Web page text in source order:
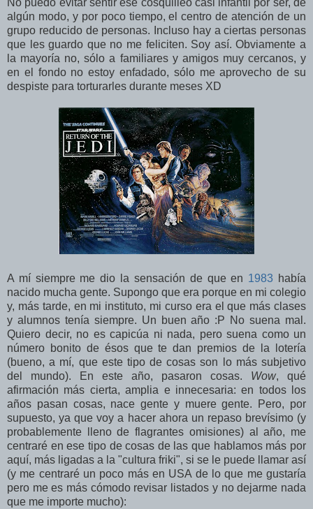
No puedo evitar sentir ese cosquilleo casi infantil por ser, de
algún modo, y por poco tiempo, el centro de atención de un
grupo reducido de personas. Incluso hay a ciertas personas
que les guardo que no me feliciten. Soy así. Obviamente a
la mayoría no, sólo a familiares y amigos muy cercanos, y
en el fondo no estoy enfadado, sólo me aprovecho de su
despiste para torturarles durante meses XD
A mí siempre me dio la sensación de que en 1983 había
nacido mucha gente. Supongo que era porque en mi colegio
y, más tarde, en mi instituto, mi curso era el que más clases
y alumnos tenía siempre. Un buen año :P No suena mal.
Quiero decir, no es capicúa ni nada, pero suena como un
número bonito de ésos que te dan premios de la lotería
(bueno, a mí, que este tipo de cosas son lo más subjetivo
del mundo). En este año, pasaron cosas. Wow, qué
afirmación más cierta, amplia e innecesaria: en todos los
años pasan cosas, nace gente y muere gente. Pero, por
supuesto, ya que voy a hacer ahora un repaso brevísimo (y
probablemente lleno de flagrantes omisiones) al año, me
centraré en ese tipo de cosas de las que hablamos más por
aquí, más ligadas a la "cultura friki", si se le puede llamar así
(y me centraré un poco más en USA de lo que me gustaría
pero me es más cómodo revisar listados y no dejarme nada
que me importe mucho):